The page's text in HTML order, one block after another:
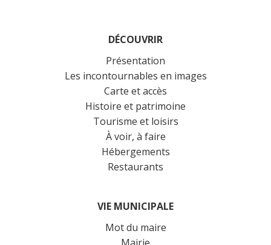
DÉCOUVRIR
Présentation
Les incontournables en images
Carte et accès
Histoire et patrimoine
Tourisme et loisirs
À voir, à faire
Hébergements
Restaurants
VIE MUNICIPALE
Mot du maire